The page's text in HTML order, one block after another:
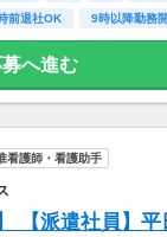
準訪問件数を超えた場合
4000円
円
円
前退社OK 9時以降勤務
募へ進む
看護師・看護助手
【派遣社員】